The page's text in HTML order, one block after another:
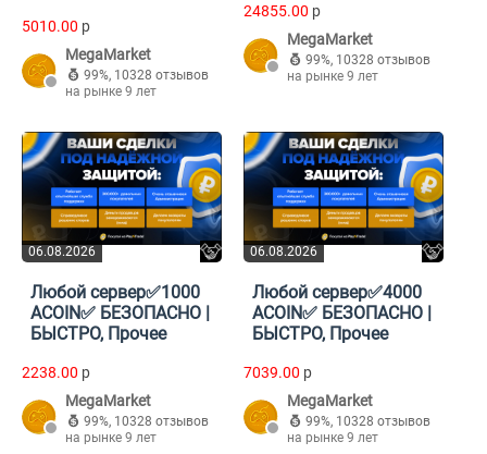
5010.00 p
MegaMarket
99%, 10328 отзывов
на рынке 9 лет
24855.00 p
MegaMarket
99%, 10328 отзывов
на рынке 9 лет
06.08.2026
Любой сервер✅1000
ACOIN✅ БЕЗОПАСНО |
БЫСТРО, Прочее
2238.00 p
MegaMarket
99%, 10328 отзывов
на рынке 9 лет
06.08.2026
Любой сервер✅4000
ACOIN✅ БЕЗОПАСНО |
БЫСТРО, Прочее
7039.00 p
MegaMarket
99%, 10328 отзывов
на рынке 9 лет